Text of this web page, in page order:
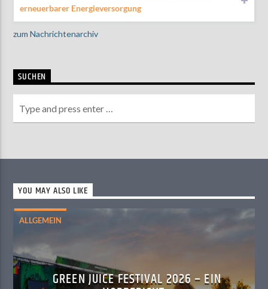
erneuerbarer Energieversorgung
zum Nachrichtenarchiv
SUCHEN
YOU MAY ALSO LIKE
ALLGEMEIN
GREEN JUICE FESTIVAL 2026 – EIN